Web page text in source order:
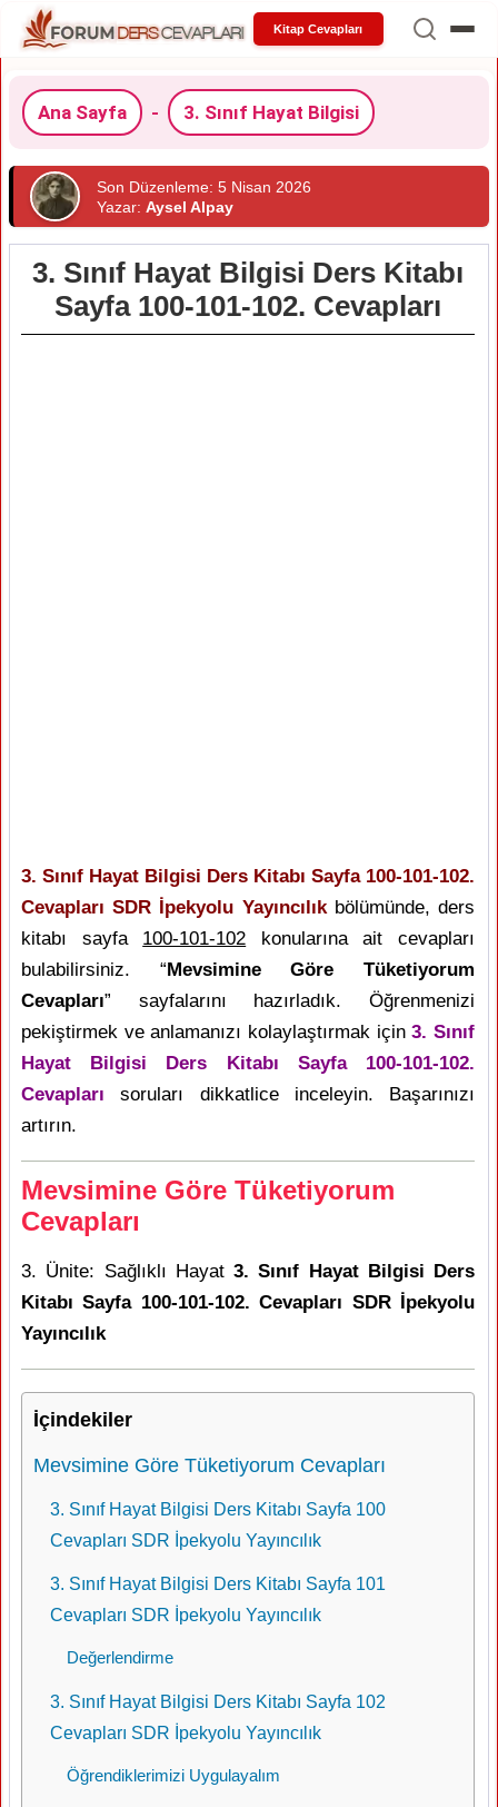
Kitap Cevapları
Ana Sayfa - 3. Sınıf Hayat Bilgisi
Son Düzenleme: 5 Nisan 2026
Yazar: Aysel Alpay
3. Sınıf Hayat Bilgisi Ders Kitabı
Sayfa 100-101-102. Cevapları
3. Sınıf Hayat Bilgisi Ders Kitabı Sayfa 100-101-102.
Cevapları SDR İpekyolu Yayıncılıkbölümünde, ders
kitabı sayfa 100-101-102 konularına ait cevapları
bulabilirsiniz. “Mevsimine Göre Tüketiyorum
Cevapları” sayfalarını hazırladık. Öğrenmenizi
pekiştirmek ve anlamanızı kolaylaştırmak için3. Sınıf
Hayat Bilgisi Ders Kitabı Sayfa 100-101-102.
Cevapları soruları dikkatlice inceleyin. Başarınızı
artırın.
Mevsimine Göre Tüketiyorum
Cevapları
3. Ünite: Sağlıklı Hayat 3. Sınıf Hayat Bilgisi Ders
Kitabı Sayfa 100-101-102. Cevapları SDR İpekyolu
Yayıncılık
İçindekiler
Mevsimine Göre Tüketiyorum Cevapları
3. Sınıf Hayat Bilgisi Ders Kitabı Sayfa 100
Cevapları SDR İpekyolu Yayıncılık
3. Sınıf Hayat Bilgisi Ders Kitabı Sayfa 101
Cevapları SDR İpekyolu Yayıncılık
Değerlendirme
3. Sınıf Hayat Bilgisi Ders Kitabı Sayfa 102
Cevapları SDR İpekyolu Yayıncılık
Öğrendiklerimizi Uygulayalım